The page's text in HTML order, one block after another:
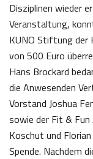
Disziplinen wieder
Veranstaltung,
KUNO Stiftung der
von 500 Euro
Hans Brockard
die Anwesenden
Vorstand Joshua
sowie der Fit & Fun
Koschut und
Spende. Nachdem